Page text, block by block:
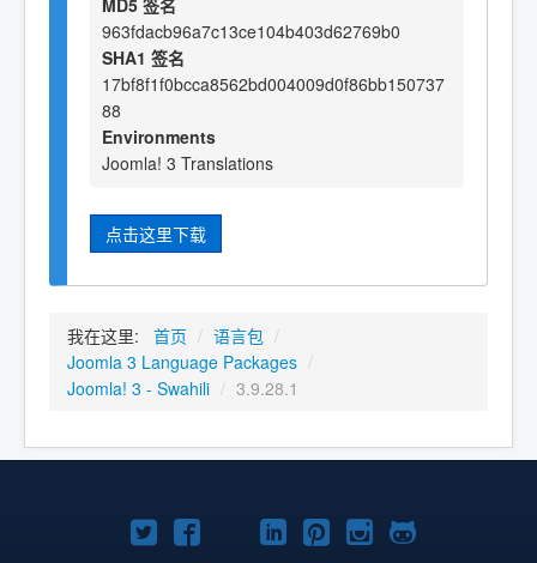
963fdacb96a7c13ce104b403d62769b0
SHA1 签名
17bf8f1f0bcca8562bd004009d0f86bb150737
88
Environments
Joomla! 3 Translations
点击这里下载
我在这里: 首页 / 语言包 /
Joomla 3 Language Packages /
Joomla! 3 - Swahili / 3.9.28.1
TwitterFacebookYouTube
LinkedIn
Pinterest
Instagram
GitHub